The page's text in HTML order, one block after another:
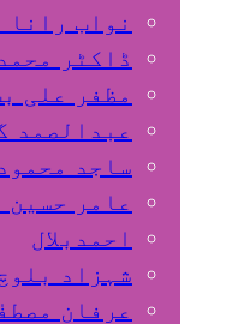
نواب رانا
ڈاکٹر
مظفر علی
عبدالصمد
ساجد محمود
عامر حسین
اﺣﻤﺪﺑﻼل
شہزاد
عرفان